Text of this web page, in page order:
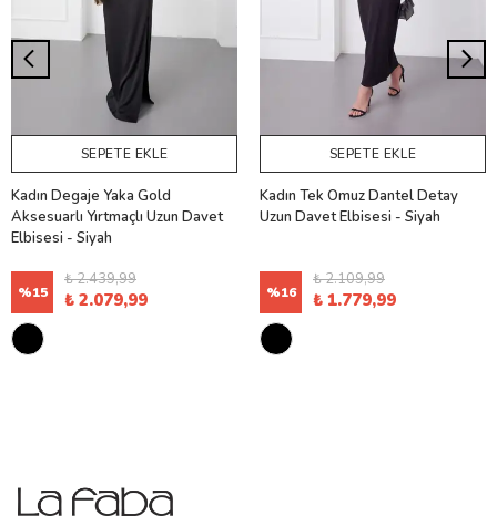
SEPETE EKLE
Kadın Degaje Yaka Gold
Aksesuarlı Yırtmaçlı Uzun Davet
Elbisesi - Siyah
%15
₺ 2.439,99
₺ 2.079,99
SEPETE EKLE
Kadın Tek Omuz Dantel Detay
Uzun Davet Elbisesi - Siyah
%16
₺ 2.109,99
₺ 1.779,99